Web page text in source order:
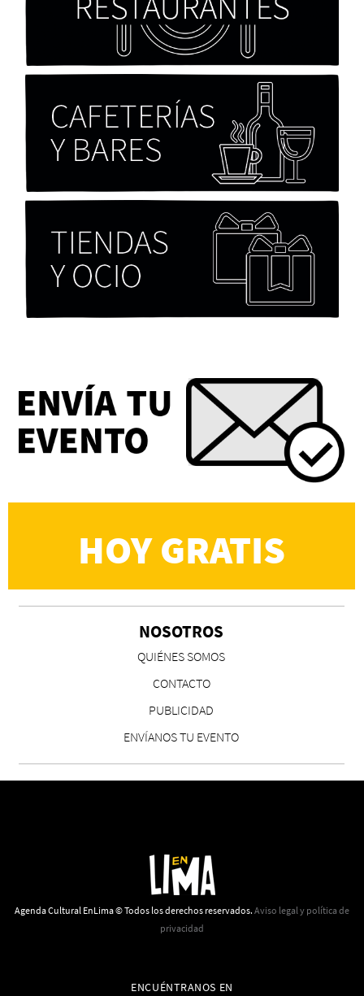
Paloma Pulisci
Chicas tristes de Fernanda Tovar
Eva Valero Juan: "Una mirada que construía un
universo donde lo único verdaderamente
importante eran los amigos y la literatura"
Martín Carrasco
CS, de José María Salazar
Invitadxs EnLima
Reseña: Lienzos de Solobones
Marco Yanayaco ...
HOY GRATIS
NOSOTROS
QUIÉNES SOMOS
CONTACTO
PUBLICIDAD
ENVÍANOS TU EVENTO
Agenda Cultural EnLima © Todos los derechos reservados. Aviso legal y política de
privacidad
ENCUÉNTRANOS EN